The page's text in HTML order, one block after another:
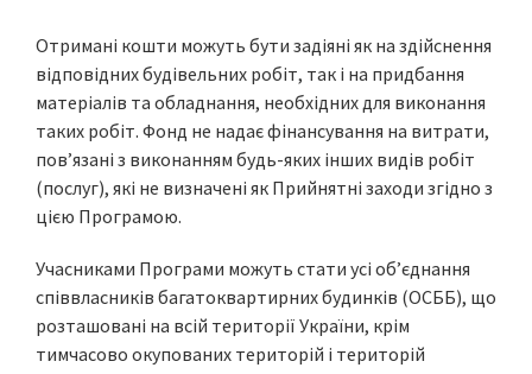
Отримані кошти можуть бути задіяні як на здійснення
відповідних будівельних робіт, так і на придбання
матеріалів та обладнання, необхідних для виконання
таких робіт. Фонд не надає фінансування на витрати,
пов’язані з виконанням будь-яких інших видів робіт
(послуг), які не визначені як Прийнятні заходи згідно з
цією Програмою.
Учасниками Програми можуть стати усі об’єднання
співвласників багатоквартирних будинків (ОСББ), що
розташовані на всій території України, крім
тимчасово окупованих територій і територій